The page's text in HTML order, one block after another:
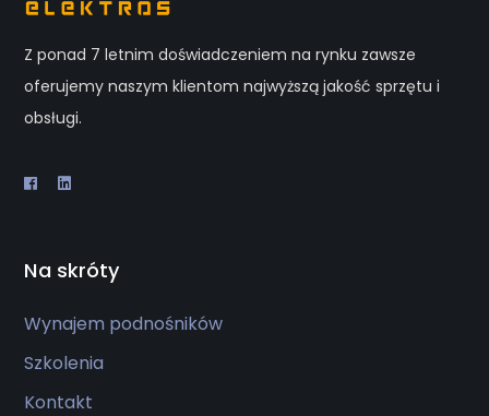
Z ponad 7 letnim doświadczeniem na rynku zawsze
oferujemy naszym klientom najwyższą jakość sprzętu i
obsługi.
Na skróty
Wynajem podnośników
Szkolenia
Kontakt